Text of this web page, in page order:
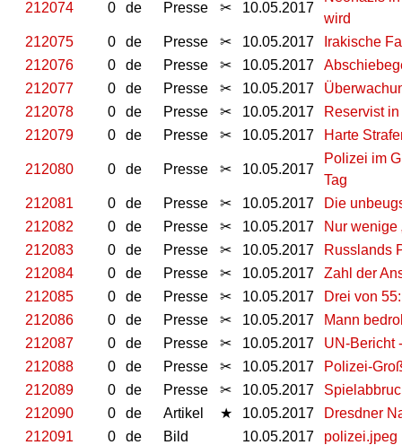
212074 0 de Presse ✂ 10.05.2017
wird
212075
0 de Presse ✂ 10.05.2017
Irakische
212076
0 de Presse ✂ 10.05.2017
212077
0 de Presse ✂ 10.05.2017
212078
0 de Presse ✂ 10.05.2017
Reservist
212079
0 de Presse ✂ 10.05.2017 Harte
212080 0 de Presse ✂ 10.05.2017
Polizei im
Tag
212081
0 de Presse ✂ 10.05.2017
Die
212082
0 de Presse ✂ 10.05.2017
Nur wenige
212083
0 de Presse ✂ 10.05.2017
Russlands
212084
0 de Presse ✂ 10.05.2017
Zahl der
212085
0 de Presse ✂ 10.05.2017
Drei von
212086
0 de Presse ✂ 10.05.2017
Mann
212087
0 de Presse ✂ 10.05.2017
UN-Bericht
212088
0 de Presse ✂ 10.05.2017
Polizei-
212089
0 de Presse ✂ 10.05.2017
212090
0 de Artikel ★ 10.05.2017
Dresdner
212091
0 de Bild 10.05.2017
polizei.jpeg